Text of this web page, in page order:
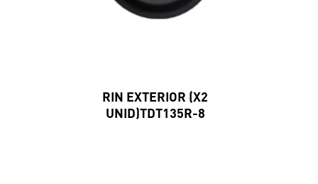
RIN EXTERIOR (X2
UNID)TDT135R-8